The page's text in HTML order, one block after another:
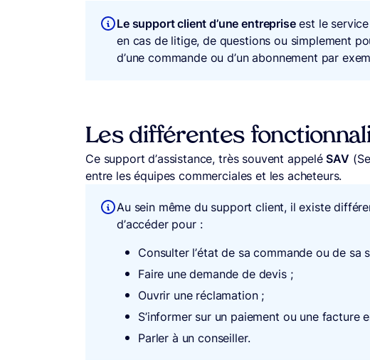
Le support client d’une entrepriseest le
en cas de litige, de questions ou simplement
d’une commande ou d’un abonnement par
Les différentes
Ce support d’assistance, très souvent appeléSAV
entre les équipes commerciales et les acheteurs.
Au sein même du support client, il existe
d’accéder pour :
Consulter l’état de sa commande ou de sa
Faire une demande de devis ;
Ouvrir une réclamation ;
S’informer sur un paiement ou une facture
Parler à un conseiller.